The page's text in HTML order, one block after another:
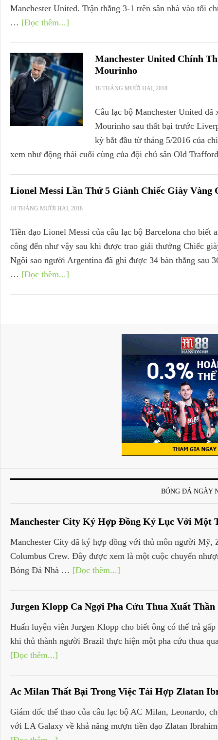
Manchester United. Trận thắng 3-1 trên sân nhà vào tối
… [Đọc thêm...]
Manchester United Chính
Mourinho
18 THÁNG MƯỜI HAI, 2018
Câu lạc bộ Manchester United đã
Mourinho sau thất bại trước
kỳ bắt đầu từ tháng 5/2016 của
xem như động thái cuối cùng của đội chủ sân Old
Lionel Messi Lần Thứ 5 Giành Chiếc Giày Vàng
18 THÁNG MƯỜI HAI, 2018
Tiền đạo Lionel Messi của câu lạc bộ Barcelona cho biết
công đến như vậy sau khi được trao giải thưởng Chiếc
Ngôi sao người Argentina đã ghi được 34 bàn thắng sau
… [Đọc thêm...]
BÓNG ĐÁ NGÀY
Manchester City Ký Hợp Đồng Kỷ Lục Với Một
Manchester City đã ký hợp đồng với thủ môn người Mỹ,
Columbus Crew. Đây được xem là một cuộc chuyển
Bóng Đá Nhà … [Đọc thêm...]
Jurgen Klopp Ca Ngợi Pha Cứu Thua Xuất
Huấn luyện viên Jurgen Klopp cho biết ông có thể trả
khi thủ thành người Brazil thực hiện một pha cứu thua
[Đọc thêm...]
Ac Milan Thất Bại Trong Việc Tái Hợp Zlatan
Giám đốc thể thao của câu lạc bộ AC Milan, Leonardo,
với LA Galaxy về khả năng mượn tiền đạo Zlatan